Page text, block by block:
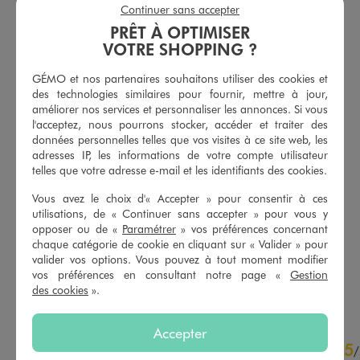
17,99 €
-50% sur le 2ème produit d'été
4.5/5 de moyenne
(35 avis)
AJOUTER
6,99 €
-50% sur le 2ème produit d'été
4.5/5 de moyenne
(2 avis)
AJOUTER AU PANIER
5/5 5/
PRÊT À OPTIMISER
VOTRE SHOPPING ?
GÉMO et nos partenaires souhaitons utiliser des cookies et
des technologies similaires pour fournir, mettre à jour,
améliorer nos services et personnaliser les annonces. Si vous
l'acceptez, nous pourrons stocker, accéder et traiter des
données personnelles telles que vos visites à ce site web, les
adresses IP, les informations de votre compte utilisateur
telles que votre adresse e-mail et les identifiants des cookies.
Vous avez le choix d'« Accepter » pour consentir à ces
utilisations, de « Continuer sans accepter » pour vous y
opposer ou de « Paramétrer » vos préférences concernant
chaque catégorie de cookie en cliquant sur « Valider » pour
valider vos options. Vous pouvez à tout moment modifier
vos préférences en consultant notre page « Gestion
des cookies ».
Accepter
Continuer sans accepter